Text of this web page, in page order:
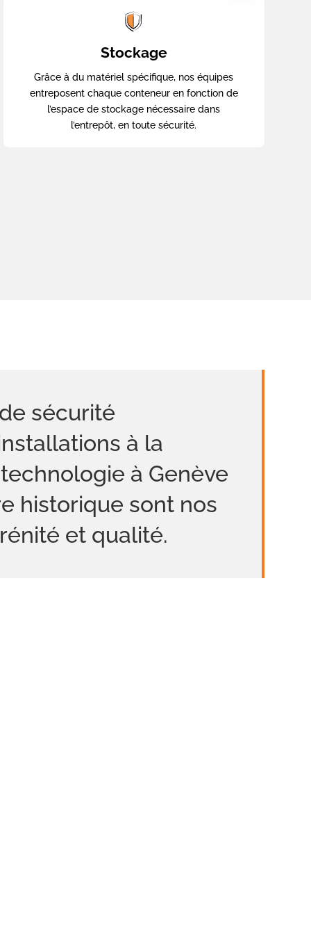
Stockage
Grâce à du matériel spécifique, nos équipes
entreposent chaque conteneur en fonction de
l’espace de stockage nécessaire dans
l’entrepôt, en toute sécurité.
sécurité
à la
à Genève
historique sont nos
et qualité.